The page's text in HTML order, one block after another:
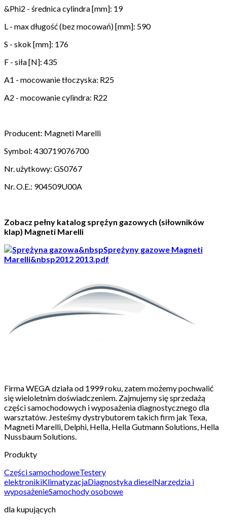
&Phi2 - średnica cylindra [mm]: 19
L - max długość (bez mocowań) [mm]: 590
S - skok [mm]: 176
F - siła [N]: 435
A1 - mocowanie tłoczyska: R25
A2 - mocowanie cylindra: R22
Producent: Magneti Marelli
Symbol: 430719076700
Nr. użytkowy: GS0767
Nr. O.E.: 904509U00A
Zobacz pełny katalog sprężyn gazowych (siłowników
klap) Magneti Marelli
&nbspSprężyny gazowe Magneti
Marelli&nbsp2012 2013.pdf
Firma WEGA działa od 1999 roku, zatem możemy pochwalić
się wieloletnim doświadczeniem. Zajmujemy się sprzedażą
części samochodowych i wyposażenia diagnostycznego dla
warsztatów. Jesteśmy dystrybutorem takich firm jak Texa,
Magneti Marelli, Delphi, Hella, Hella Gutmann Solutions, Hella
Nussbaum Solutions.
Produkty
Części samochodoweTestery
elektronikiKlimatyzacjaDiagnostyka dieselNarzędzia i
wyposażenieSamochody osobowe
dla kupujących